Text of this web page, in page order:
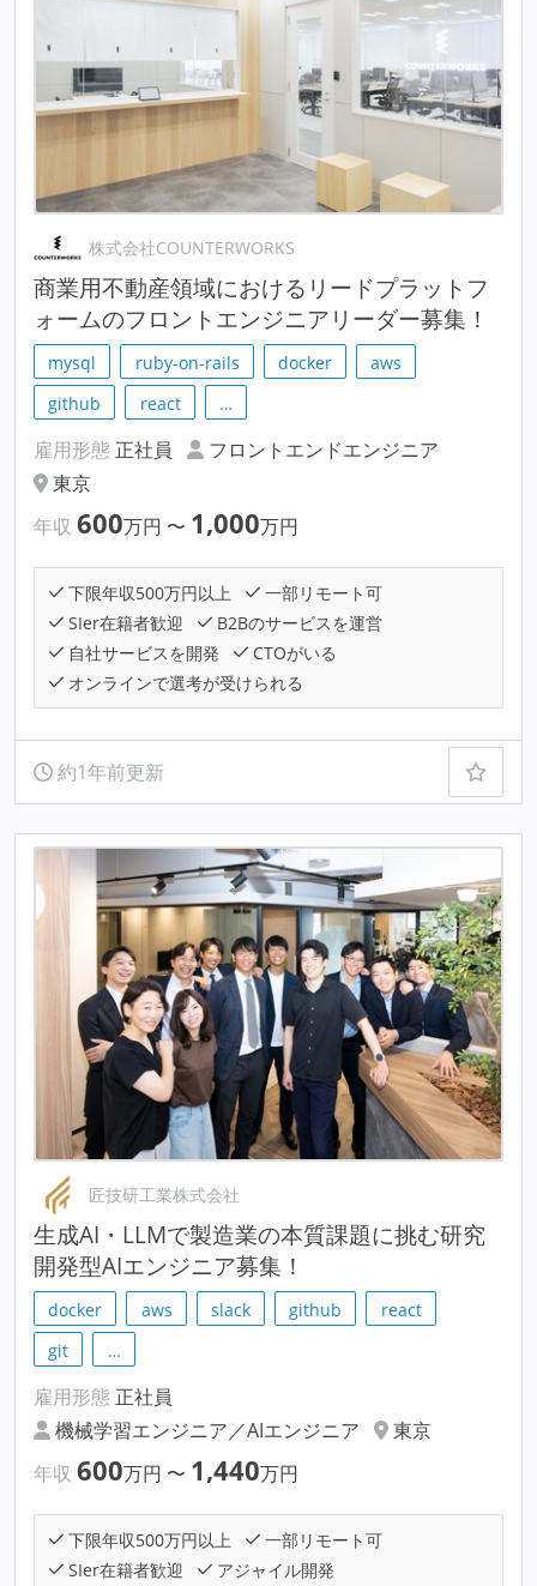
株式会社COUNTERWORKS
商業用不動産領域におけるリードプラットフ
ォームのフロントエンジニアリーダー募集！
mysql ruby-on-rails docker
aws
github
react …
雇用形態 正社員
フロントエンドエンジニア
東京
年収 600万円 〜 1,000万円
下限年収500万円以上
一部リモート可
SIer在籍者歓迎
B2Bのサービスを運営
自社サービスを開発
CTOがいる
オンラインで選考が受けられる
約1年前更新
匠技研工業株式会社
生成AI・LLMで製造業の本質課題に挑む研究
開発型AIエンジニア募集！
docker aws slack github
react
git
…
雇用形態 正社員
機械学習エンジニア／AIエンジニア
東京
年収 600万円 〜 1,440万円
下限年収500万円以上
一部リモート可
SIer在籍者歓迎
アジャイル開発